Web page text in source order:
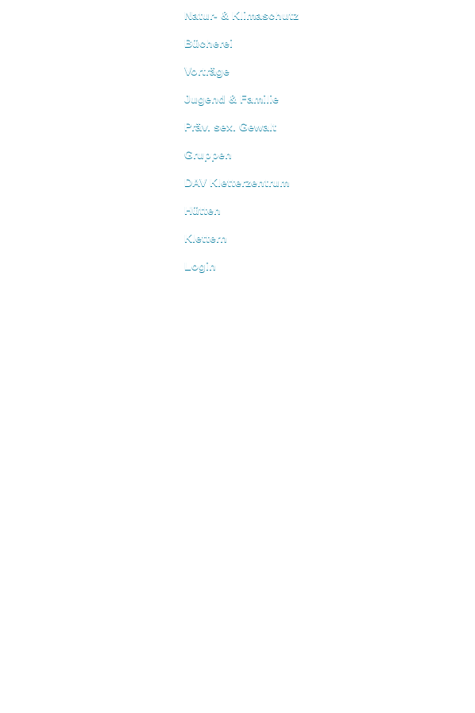
Natur- & Klimaschutz
Bücherei
Vorträge
Jugend & Familie
Präv. sex. Gewalt
Gruppen
DAV Kletterzentrum
Hütten
Klettern
Login